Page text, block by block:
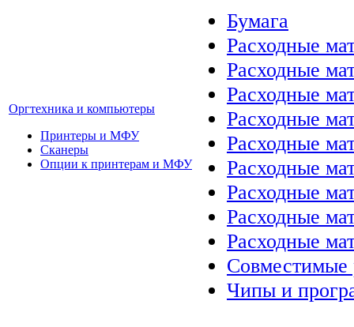
Оргтехника и компьютеры
Принтеры и МФУ
Сканеры
Опции к принтерам и МФУ
Бумага
Расходные
Расходные
Расходные
Расходные
Расходные
Расходные
Расходные
Расходные
Расходные
Совместимые
Чипы и